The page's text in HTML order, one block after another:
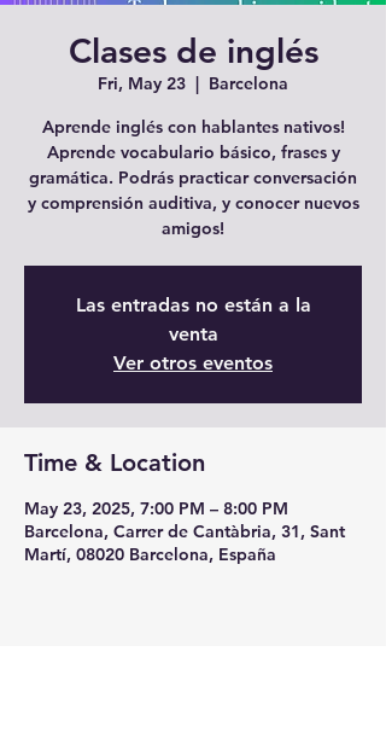
Clases de inglés
Fri, May 23
  |
Barcelona
Aprende inglés con hablantes nativos!
Aprende vocabulario básico, frases y
gramática. Podrás practicar conversación
y comprensión auditiva, y conocer nuevos
amigos!
Las entradas no están a la
venta
Ver otros eventos
Time & Location
May 23, 2025, 7:00 PM – 8:00 PM
Barcelona, Carrer de Cantàbria, 31, Sant
Martí, 08020 Barcelona, España